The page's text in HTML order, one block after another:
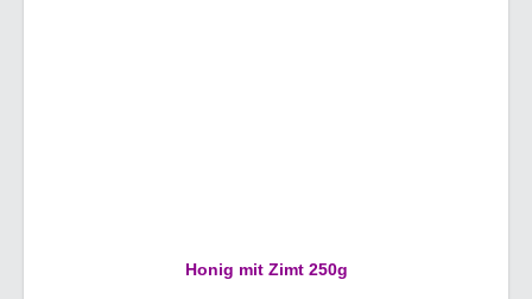
Honig mit Zimt 250g